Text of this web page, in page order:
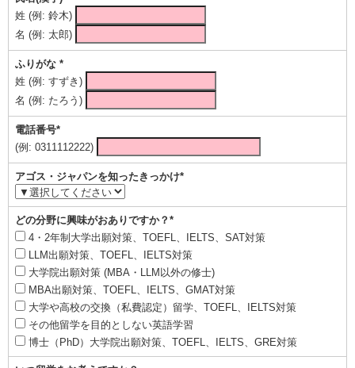
姓 (例: 鈴木)
名 (例: 太郎)
ふりがな *
姓 (例: すずき)
名 (例: たろう)
電話番号*
(例: 0311112222)
アゴス・ジャパンを知ったきっかけ*
どの分野に興味がおありですか？*
4・2年制大学出願対策、TOEFL、IELTS、SAT対策
LLM出願対策、TOEFL、IELTS対策
大学院出願対策 (MBA・LLM以外の修士)
MBA出願対策、TOEFL、IELTS、GMAT対策
大学や高校の交換（私費認定）留学、TOEFL、IELTS対策
その他留学を目的としない英語学習
博士（PhD）大学院出願対策、TOEFL、IELTS、GRE対策